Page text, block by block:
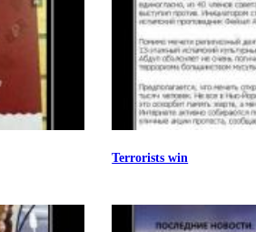
Terrorists win